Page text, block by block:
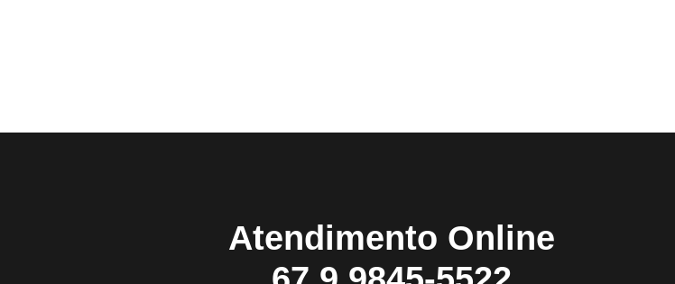
Atendimento Online